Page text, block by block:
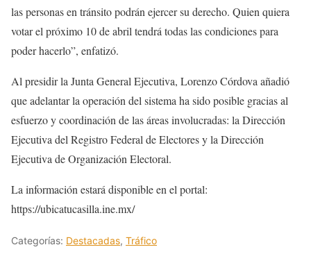
las personas en tránsito podrán ejercer su derecho. Quien quiera
votar el próximo 10 de abril tendrá todas las condiciones para
poder hacerlo”, enfatizó.
Al presidir la Junta General Ejecutiva, Lorenzo Córdova añadió
que adelantar la operación del sistema ha sido posible gracias al
esfuerzo y coordinación de las áreas involucradas: la Dirección
Ejecutiva del Registro Federal de Electores y la Dirección
Ejecutiva de Organización Electoral.
La información estará disponible en el portal:
https://ubicatucasilla.ine.mx/
Categorías: Destacadas, Tráfico